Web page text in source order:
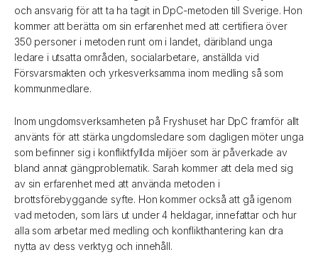
och ansvarig för att ta ha tagit in DpC-metoden till Sverige. Hon
kommer att berätta om sin erfarenhet med att certifiera över
350 personer i metoden runt om i landet, däribland unga
ledare i utsatta områden, socialarbetare, anställda vid
Försvarsmakten och yrkesverksamma inom medling så som
kommunmedlare.
Inom ungdomsverksamheten på Fryshuset har DpC framför allt
använts för att stärka ungdomsledare som dagligen möter unga
som befinner sig i konfliktfyllda miljöer som är påverkade av
bland annat gängproblematik. Sarah kommer att dela med sig
av sin erfarenhet med att använda metoden i
brottsförebyggande syfte. Hon kommer också att gå igenom
vad metoden, som lärs ut under 4 heldagar, innefattar och hur
alla som arbetar med medling och konflikthantering kan dra
nytta av dess verktyg och innehåll.